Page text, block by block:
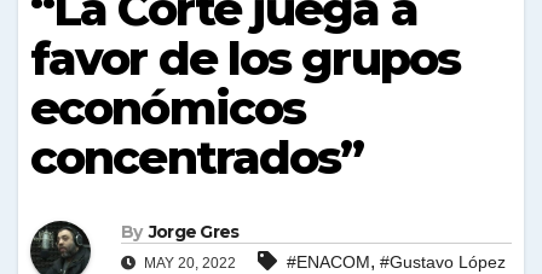
favor de los grupos
económicos
concentrados”
By Jorge Gres
MAY 20, 2022 #ENACOM, #Gustavo López